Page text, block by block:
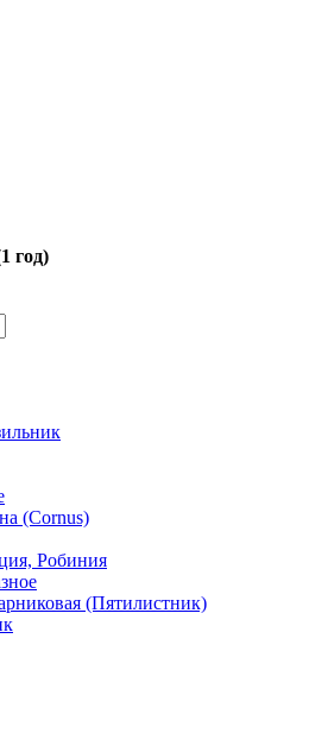
год)
(Cornus)
Робиния
(Пятилистник)